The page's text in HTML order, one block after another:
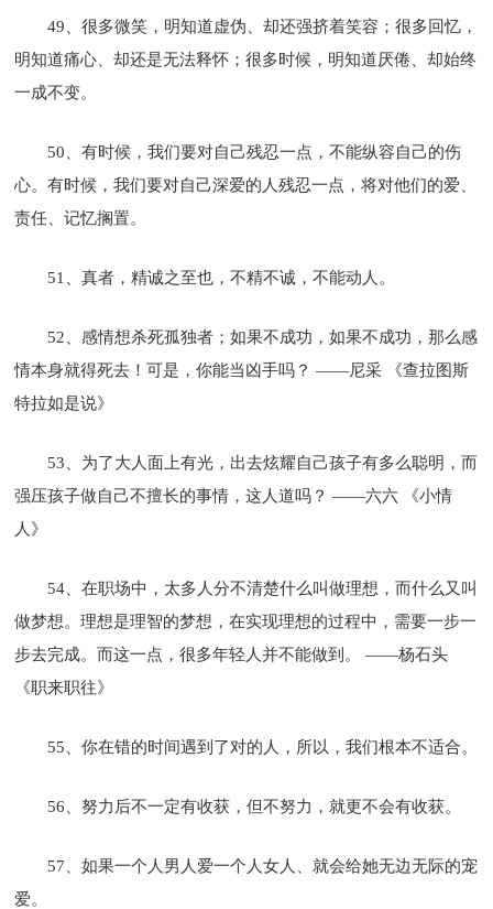
49、很多微笑，明知道虚伪、却还强挤着笑容；很多回忆，
明知道痛心、却还是无法释怀；很多时候，明知道厌倦、却始终
一成不变。
50、有时候，我们要对自己残忍一点，不能纵容自己的伤
心。有时候，我们要对自己深爱的人残忍一点，将对他们的爱、
责任、记忆搁置。
51、真者，精诚之至也，不精不诚，不能动人。
52、感情想杀死孤独者；如果不成功，如果不成功，那么感
情本身就得死去！可是，你能当凶手吗？ ——尼采 《查拉图斯
特拉如是说》
53、为了大人面上有光，出去炫耀自己孩子有多么聪明，而
强压孩子做自己不擅长的事情，这人道吗？ ——六六 《小情
人》
54、在职场中，太多人分不清楚什么叫做理想，而什么又叫
做梦想。理想是理智的梦想，在实现理想的过程中，需要一步一
步去完成。而这一点，很多年轻人并不能做到。 ——杨石头
《职来职往》
55、你在错的时间遇到了对的人，所以，我们根本不适合。
56、努力后不一定有收获，但不努力，就更不会有收获。
57、如果一个人男人爱一个人女人、就会给她无边无际的宠
爱。